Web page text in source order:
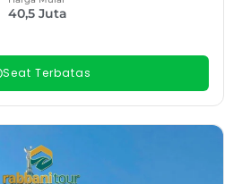
40,5 Juta
Seat Terbatas